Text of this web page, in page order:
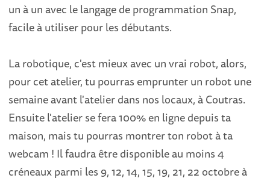
un à un avec le langage de programmation Snap,
facile à utiliser pour les débutants.
La robotique, c'est mieux avec un vrai robot, alors,
pour cet atelier, tu pourras emprunter un robot une
semaine avant l'atelier dans nos locaux, à Coutras.
Ensuite l'atelier se fera 100% en ligne depuis ta
maison, mais tu pourras montrer ton robot à ta
webcam ! Il faudra être disponible au moins 4
créneaux parmi les 9, 12, 14, 15, 19, 21, 22 octobre à